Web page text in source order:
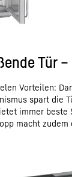
Tür
Vorteilen:
spart die
immer beste
macht